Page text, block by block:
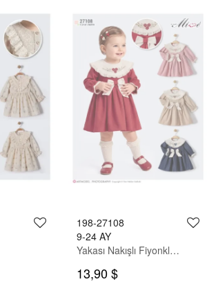
198-27108
9-24 AY
Yakası Nakışlı Fiyonklu Elbisse
13,90 $